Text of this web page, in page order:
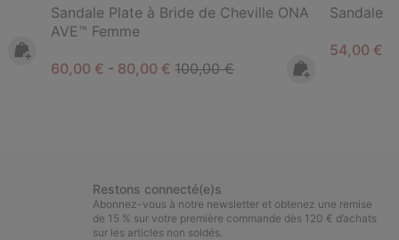
Sandale Plate à Bride de Cheville ONA
AVE™ Femme
Minimum sale price:
60,00 € - Maximum sale price:
80,00 €Regular price:
100,00 €
Sandale
Minimum
54,00 €
Restons connecté(e)s
Abonnez-vous à notre newsletter et obtenez une remise
de 15 % sur votre première commande dès 120 € d’achats
sur les articles non soldés.